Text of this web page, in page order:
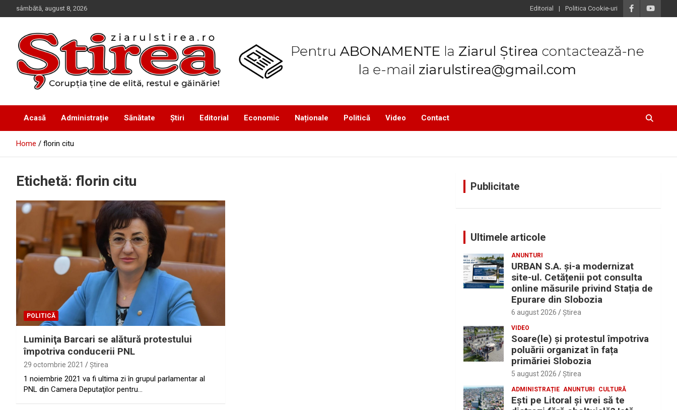
to
sâmbătă, august 8, 2026 Editorial Politica Cookie-uri
Ziarul Știrea
Acasă Administrație Sănătate Știri Editorial Economic Naționale Politică Video Contact
Home florin citu
Etichetă: florin citu
POLITICĂ
Luminiţa Barcari se alătură protestului
împotriva conducerii PNL
29 octombrie 2021 Ştirea
1 noiembrie 2021 va fi ultima zi în grupul parlamentar al
PNL din Camera Deputaţilor pentru…
Publicitate
Ultimele articole
ANUNTURI
URBAN S.A. și-a modernizat
site-ul. Cetățenii pot consulta
online măsurile privind Stația de
Epurare din Slobozia
6 august 2026 Ştirea
VIDEO
Soare(le) și protestul împotriva
poluării organizat în fața
primăriei Slobozia
5 august 2026 Ştirea
ADMINISTRAȚIE ANUNTURI CULTURĂ
Eşti pe Litoral şi vrei să te